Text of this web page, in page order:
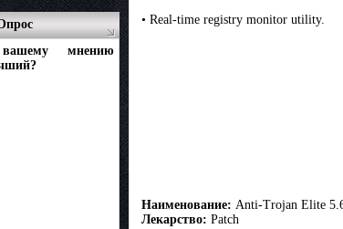
мнению
• Real-time registry monitor utility.
Наименование: Anti-Trojan Elite
Лекарство: Patch